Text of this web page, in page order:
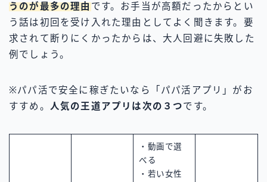
うのが最多の理由 です。お手当が高額だったからとい
う話は初回を受け入れた理由としてよく聞きます。要
求されて断りにくかったからは、大人回避に失敗した
例でしょう。
※パパ活で安全に稼ぎたいなら「パパ活アプリ」がお
すすめ。 人気の王道アプリは次の３つです。
・動画で選
べる
・若い女性